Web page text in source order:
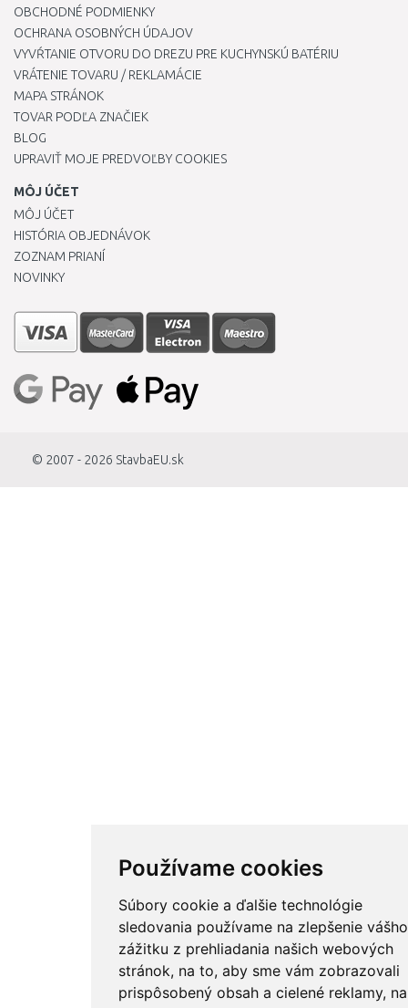
Používame cookies
Súbory cookie a ďalšie technológie
sledovania používame na zlepšenie vášho
zážitku z prehliadania našich webových
stránok, na to, aby sme vám zobrazovali
prispôsobený obsah a cielené reklamy, na
OBCHODNÉ PODMIENKY
OCHRANA OSOBNÝCH ÚDAJOV
VYVŔTANIE OTVORU DO DREZU PRE KUCHYNSKÚ BATÉRIU
VRÁTENIE TOVARU / REKLAMÁCIE
MAPA STRÁNOK
TOVAR PODĽA ZNAČIEK
BLOG
UPRAVIŤ MOJE PREDVOĽBY COOKIES
MÔJ ÚČET
MÔJ ÚČET
HISTÓRIA OBJEDNÁVOK
ZOZNAM PRIANÍ
NOVINKY
© 2007 - 2026 StavbaEU.sk